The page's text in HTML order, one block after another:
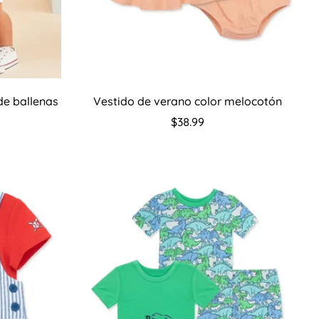
ballenas
Seleccione opciones
Vestido de verano color melocotón
Precio
$38.99